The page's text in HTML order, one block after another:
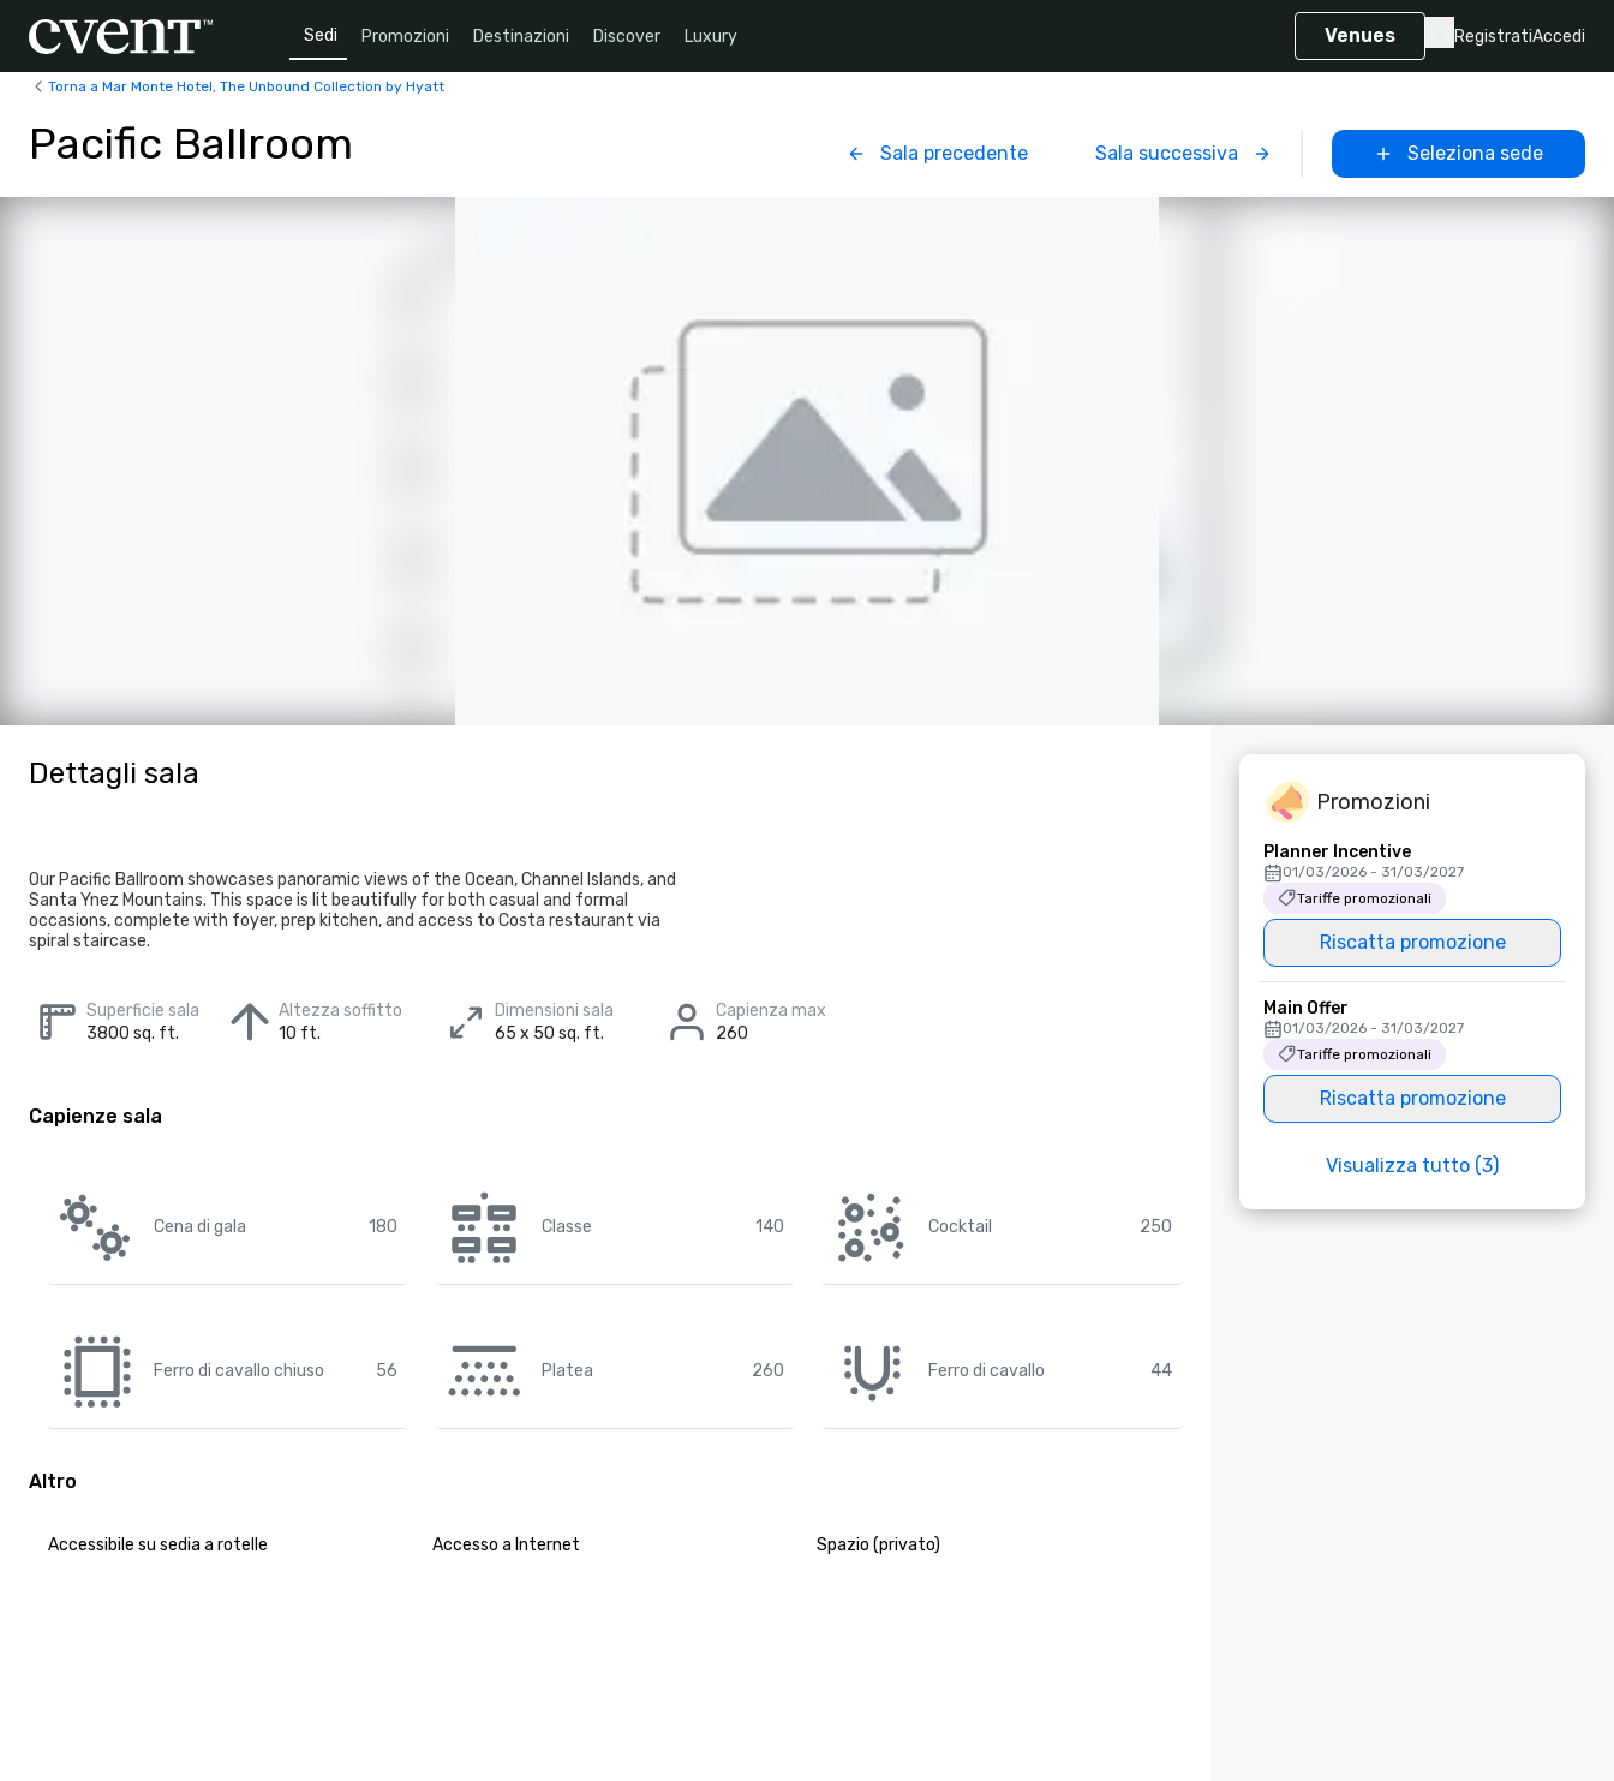
Sedi Promozioni Destinazioni Discover Luxury Venues RegistratiAccedi
Torna a Mar Monte Hotel, The Unbound Collection by Hyatt
Pacific Ballroom Sala precedente Sala successiva Seleziona sede
Dettagli sala
Our Pacific Ballroom showcases panoramic views of the Ocean, Channel Islands, and
Santa Ynez Mountains. This space is lit beautifully for both casual and formal
occasions, complete with foyer, prep kitchen, and access to Costa restaurant via
spiral staircase.
Superficie sala
3800 sq. ft.
Altezza soffitto
10 ft.
Dimensioni sala
65 x 50 sq. ft.
Capienza max
260
Capienze sala
Cena di gala 180 Classe 140 Cocktail 250
Ferro di cavallo chiuso 56 Platea 260 Ferro di cavallo 44
Altro
Accessibile su sedia a rotelle Accesso a Internet Spazio (privato)
Promozioni
Planner Incentive
01/03/2026 - 31/03/2027
Tariffe promozionali
Riscatta promozione
Main Offer
01/03/2026 - 31/03/2027
Tariffe promozionali
Riscatta promozione
Visualizza tutto (3)